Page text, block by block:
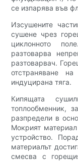
се изпарява във
Изсушените
сушене чрез
циклонното
разтоварва
разтоварвач.
отстраняване
индуцирана тяга.
Кипящата
топлообменник,
разпредели в
Мокрият
устройство.
материалът
смесва с